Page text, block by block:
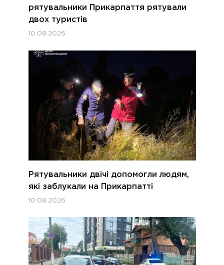
рятувальники Прикарпаття рятували
двох туристів
10.08.2026
Рятувальники двічі допомогли людям,
які заблукали на Прикарпатті
10.08.2026